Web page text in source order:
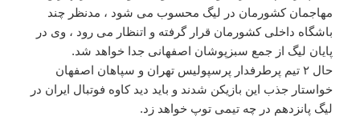
مهاجمان کشورمان در لیگ محسوب می شود ، مدنظر چند
باشگاه داخلی کشورمان قرار گرفته و اتنظار می رود ، وی در
پایان لیگ از جمع سبزپوشان اصفهانی جدا خواهد شد.
حال ۲ تیم پرطرفدار پرسپولیس تهران و سپاهان اصفهان
خواستار جذب این بازیکن شدند و باید دید کاوه فوتبال ایران در
لیگ پانزدهم در چه تیمی توپ خواهد زد.